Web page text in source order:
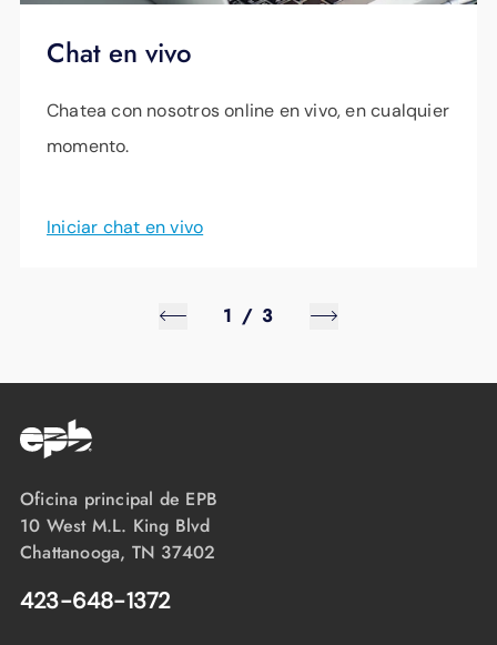
Chat en vivo
Chatea con nosotros online en vivo, en cualquier
momento.
Iniciar chat en vivo
1 / 3
Oficina principal de EPB
10 West M.L. King Blvd
Chattanooga, TN 37402
423-648-1372